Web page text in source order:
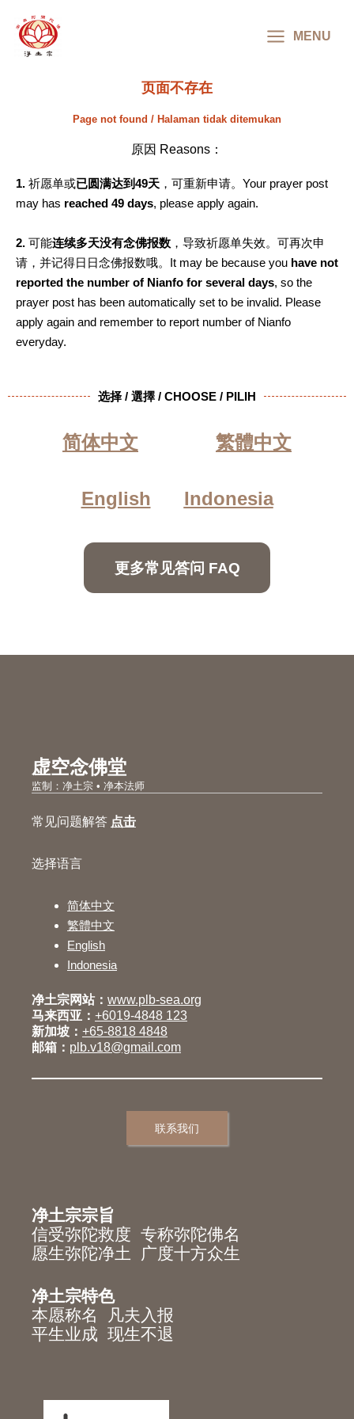
MENU
MENU
页面不存在
Page not found / Halaman tidak ditemukan
原因 Reasons：
1. 祈愿单或已圆满达到49天 ，可重新申请。Your prayer post
may has reached 49 days, please apply again.
2. 可能连续多天没有念佛报数 ，导致祈愿单失效。可再次申
请，并记得日日念佛报数哦。It may be because you have not
reported the number of Nianfo for several days, so the
prayer post has been automatically set to be invalid. Please
apply again and remember to report number of Nianfo
everyday.
选择 / 選擇 / CHOOSE / PILIH
简体中文 繁體中文
English Indonesia
更多常见答问 FAQ
虚空念佛堂
监制：净土宗 • 净本法师
常见问题解答 点击
选择语言
简体中文
繁體中文
English
Indonesia
净土宗网站： www.plb-sea.org
马来西亚： +6019-4848 123
新加坡： +65-8818 4848
邮箱： plb.v18@gmail.com
联系我们
净土宗宗旨
信受弥陀救度 专称弥陀佛名
愿生弥陀净土 广度十方众生
净土宗特色
本愿称名 凡夫入报
平生业成 现生不退